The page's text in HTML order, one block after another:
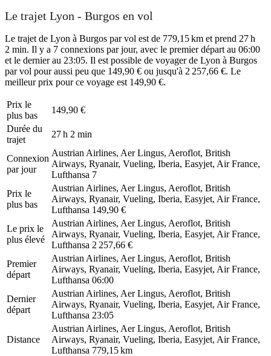
Le trajet Lyon - Burgos en vol
Le trajet de Lyon à Burgos par vol est de 779,15 km et prend 27 h
2 min. Il y a 7 connexions par jour, avec le premier départ au 06:00
et le dernier au 23:05. Il est possible de voyager de Lyon à Burgos
par vol pour aussi peu que 149,90 € ou jusqu'à 2 257,66 €. Le
meilleur prix pour ce voyage est 149,90 €.
Prix ​​le
plus bas
149,90 €
Durée du
trajet
27 h 2 min
Connexion
par jour
Austrian Airlines, Aer Lingus, Aeroflot, British
Airways, Ryanair, Vueling, Iberia, Easyjet, Air France,
Lufthansa 7
Prix ​​le
plus bas
Austrian Airlines, Aer Lingus, Aeroflot, British
Airways, Ryanair, Vueling, Iberia, Easyjet, Air France,
Lufthansa 149,90 €
Le prix le
plus élevé
Austrian Airlines, Aer Lingus, Aeroflot, British
Airways, Ryanair, Vueling, Iberia, Easyjet, Air France,
Lufthansa 2 257,66 €
Premier
départ
Austrian Airlines, Aer Lingus, Aeroflot, British
Airways, Ryanair, Vueling, Iberia, Easyjet, Air France,
Lufthansa 06:00
Dernier
départ
Austrian Airlines, Aer Lingus, Aeroflot, British
Airways, Ryanair, Vueling, Iberia, Easyjet, Air France,
Lufthansa 23:05
Distance
Austrian Airlines, Aer Lingus, Aeroflot, British
Airways, Ryanair, Vueling, Iberia, Easyjet, Air France,
Lufthansa 779,15 km